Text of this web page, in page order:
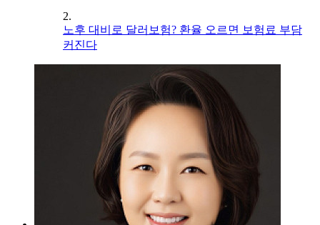
2.
노후 대비로 달러보험? 환율 오르면 보험료 부담
커진다